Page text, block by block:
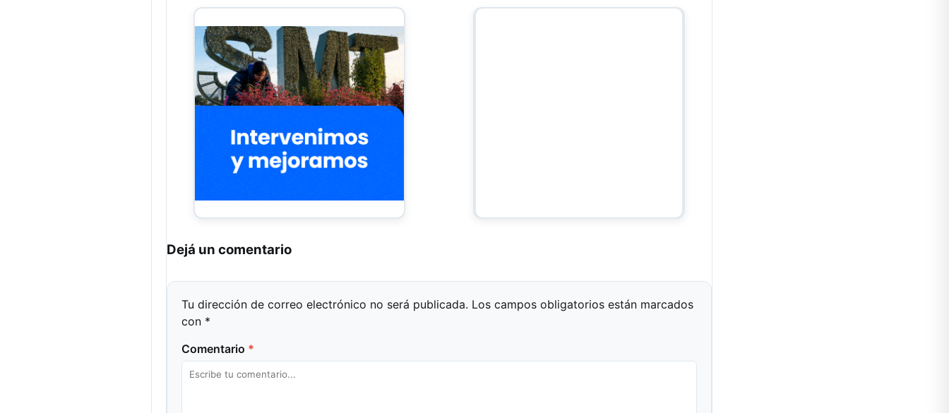
Dejá un comentario
Tu dirección de correo electrónico no será publicada. Los campos obligatorios están marcados
con *
Comentario *